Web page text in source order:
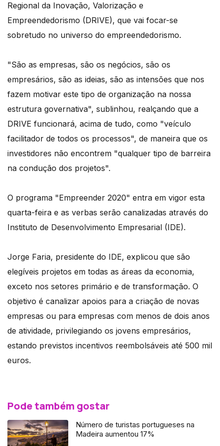
Regional da Inovação, Valorização e
Empreendedorismo (DRIVE), que vai focar-se
sobretudo no universo do empreendedorismo.
"São as empresas, são os negócios, são os
empresários, são as ideias, são as intensões que nos
fazem motivar este tipo de organização na nossa
estrutura governativa", sublinhou, realçando que a
DRIVE funcionará, acima de tudo, como "veículo
facilitador de todos os processos", de maneira que os
investidores não encontrem "qualquer tipo de barreira
na condução dos projetos".
O programa "Empreender 2020" entra em vigor esta
quarta-feira e as verbas serão canalizadas através do
Instituto de Desenvolvimento Empresarial (IDE).
Jorge Faria, presidente do IDE, explicou que são
elegíveis projetos em todas as áreas da economia,
exceto nos setores primário e de transformação. O
objetivo é canalizar apoios para a criação de novas
empresas ou para empresas com menos de dois anos
de atividade, privilegiando os jovens empresários,
estando previstos incentivos reembolsáveis até 500 mil
euros.
Pode também gostar
Número de turistas portugueses na
Madeira aumentou 17%